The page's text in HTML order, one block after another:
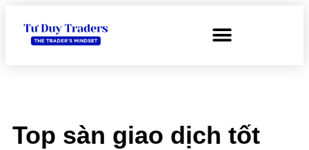
Top sàn giao dịch tốt